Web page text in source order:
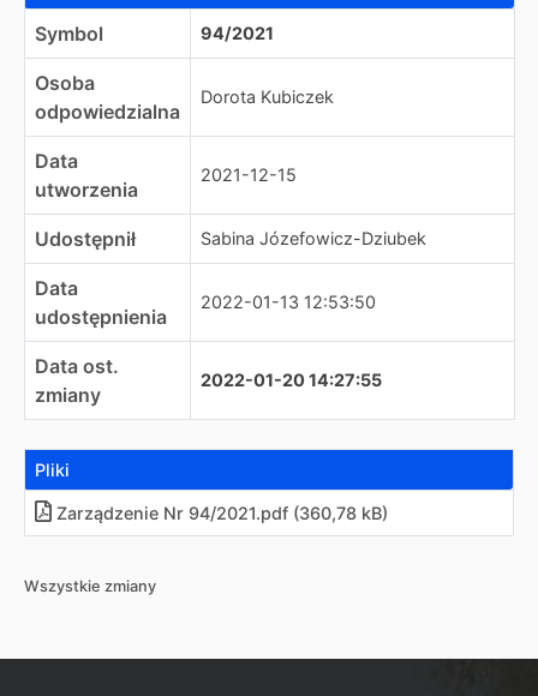
Symbol 94/2021
Osoba
odpowiedzialna
Dorota Kubiczek
Data
utworzenia
2021-12-15
Udostępnił Sabina Józefowicz-Dziubek
Data
udostępnienia
2022-01-13 12:53:50
Data ost.
zmiany
2022-01-20 14:27:55
Pliki
Zarządzenie Nr 94/2021.pdf (360,78 kB)
Wszystkie zmiany